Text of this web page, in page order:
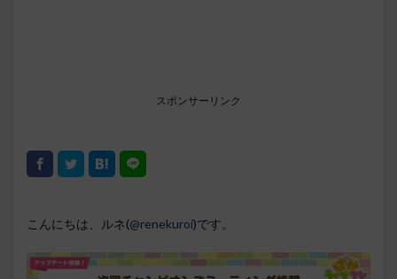
スポンサーリンク
こんにちは、ルネ(@renekuroi)です。